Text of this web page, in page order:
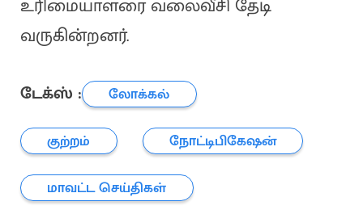
உரிமையாளரை வலைவீசி தேடி
வருகின்றனர்.
டேக்ஸ் :
லோக்கல்
குற்றம்
நோட்டிபிகேஷன்
மாவட்ட செய்திகள்